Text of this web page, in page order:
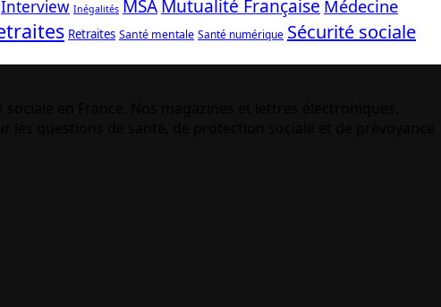
Interview Inégalités MSAMutualité Française Médecine
Retraites Santé mentale Santé numérique Sécurité sociale